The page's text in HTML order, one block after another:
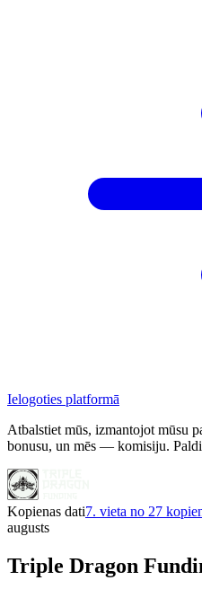
Ielogoties platformā
Atbalstiet mūs, izmantojot mūsu
bonusu, un mēs — komisiju.
Kopienas dati7. vieta no 27
augusts
Triple Dragon